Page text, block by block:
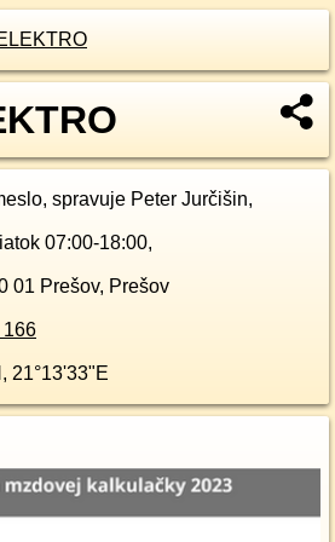
spravuje Peter Jurčišin,
07:00-18:00,
01 Prešov, Prešov
166
, 21°13'33"E